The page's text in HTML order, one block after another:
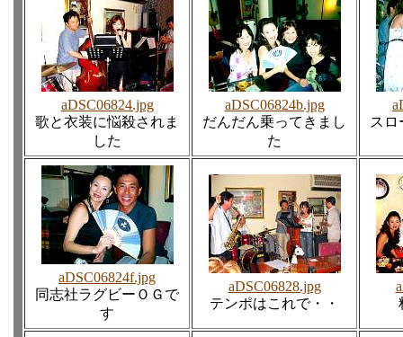
aDSC06824.jpg
歌と衣装に悩殺されま
した
aDSC06824b.jpg
だんだん乗ってきまし
た
スロ
aDSC06824f.jpg
同志社ラグビーＯＧで
す
aDSC06828.jpg
テンポはこれで・・